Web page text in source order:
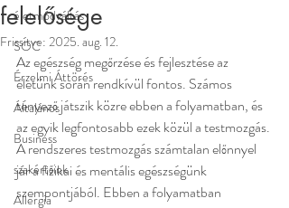
életmódváltás
SOC
Érzelmi Áttörés
Általános
Business
szakértőink
Allergia
felelősége
Frissítve: 2025. aug. 12.
Az egészség megőrzése és fejlesztése az
életünk során rendkívül fontos. Számos
tényező játszik közre ebben a folyamatban, és
az egyik legfontosabb ezek közül a testmozgás.
A rendszeres testmozgás számtalan előnnyel
jár a fizikai és mentális egészségünk
szempontjából. Ebben a folyamatban